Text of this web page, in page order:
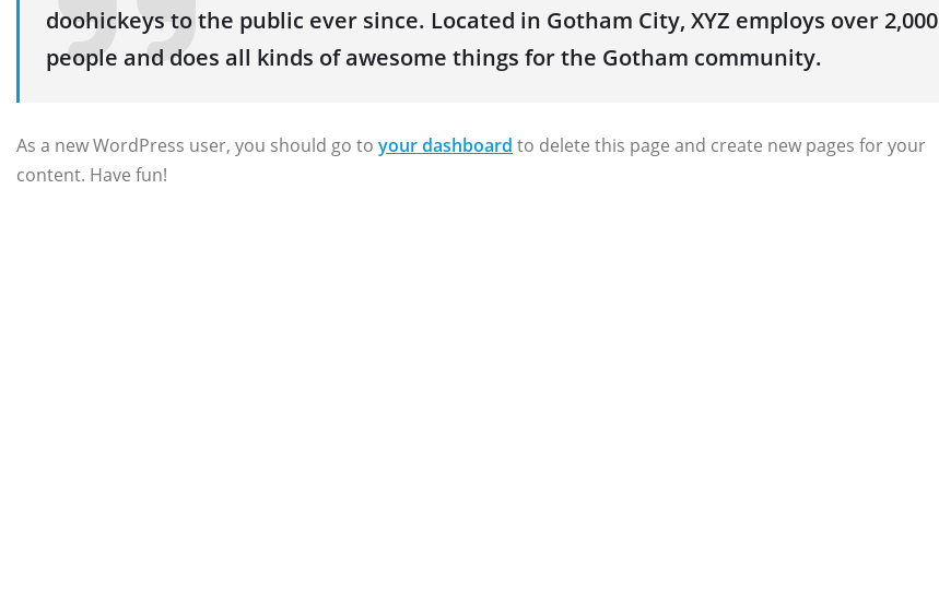
doohickeys to the public ever since. Located in Gotham City, XYZ employs over 2,000
people and does all kinds of awesome things for the Gotham community.
As a new WordPress user, you should go to your dashboard to delete this page and create new pages for your
content. Have fun!